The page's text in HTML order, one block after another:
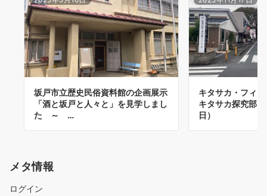
坂戸市立歴史民俗資料館の企画展示
「酒と坂戸と人々と」を見学しまし
た ～ …
キタサカ・フィ
キタサカ探究部
日）
メタ情報
ログイン